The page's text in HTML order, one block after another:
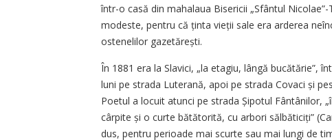
într-o casă din mahalaua Bisericii „Sfântul
modeste, pentru că ținta vieții sale era arderea
ostenelilor gazetărești.
În 1881 era la Slavici, „la etagiu, lângă bucătărie”,
luni pe strada Luterană, apoi pe strada Covaci și
Poetul a locuit atunci pe strada Șipotul Fântânilor,
cârpite și o curte bătătorită, cu arbori sălbăticiți”
dus, pentru perioade mai scurte sau mai lungi de